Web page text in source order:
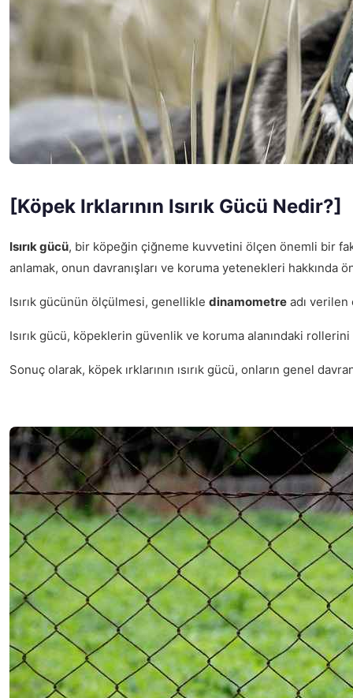
[Köpek Irklarının Isırık Gücü Nedir?]
Isırık gücü, bir köpeğin çiğneme kuvvetini ölçen önemli bir
anlamak, onun davranışları ve koruma yetenekleri hakkında
Isırık gücünün ölçülmesi, genellikle dinamometre adı verilen
Isırık gücü, köpeklerin güvenlik ve koruma alanındaki
Sonuç olarak, köpek ırklarının ısırık gücü, onların genel